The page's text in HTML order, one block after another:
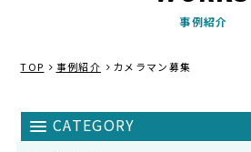
事例紹介
TOP 事例紹介 カメラマン募集